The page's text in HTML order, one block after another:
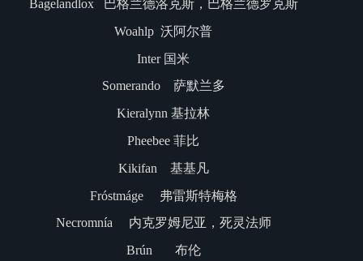
Bagelandlox 巴格兰德洛克斯，巴格兰德罗克斯
Woahlp 沃阿尔普
Inter 国米
Somerando 萨默兰多
Kieralynn 基拉林
Pheebee 菲比
Kikifan 基基凡
Fróstmáge 弗雷斯特梅格
Necromnía 内克罗姆尼亚，死灵法师
Brún 布伦